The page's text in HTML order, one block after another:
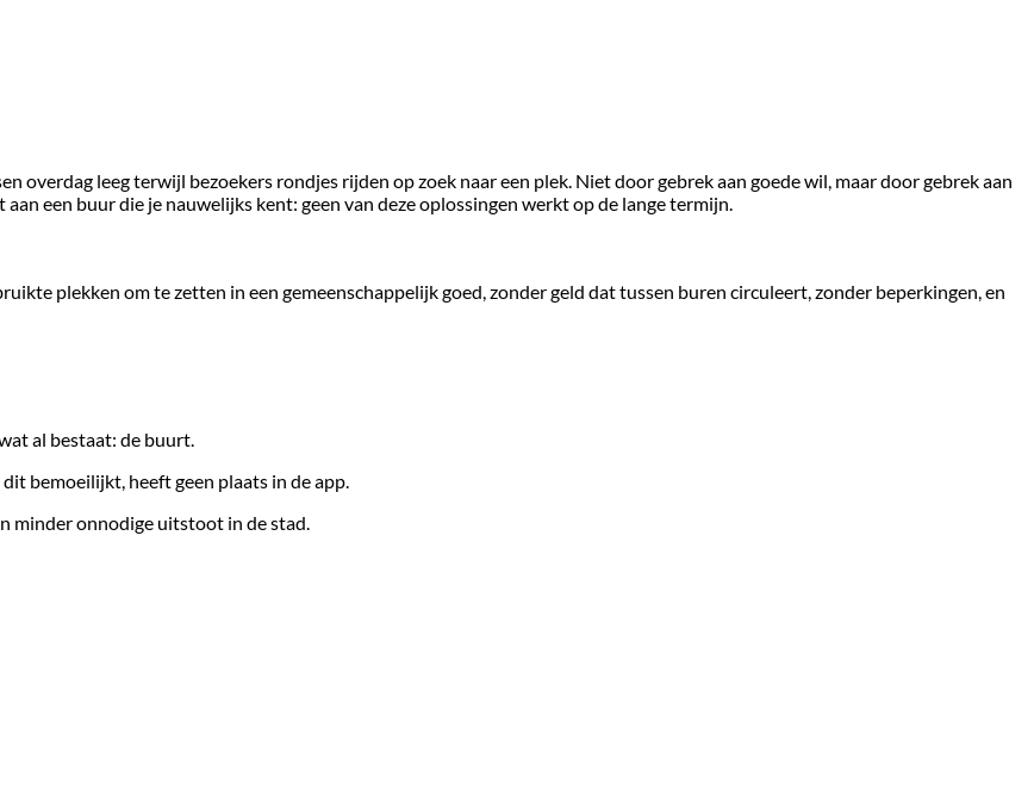
overdag leeg terwijl bezoekers rondjes rijden op zoek naar een plek. Niet door gebrek aan goede wil, maar door gebrek aan
een buur die je nauwelijks kent: geen van deze oplossingen werkt op de lange termijn.
plekken om te zetten in een gemeenschappelijk goed, zonder geld dat tussen buren circuleert, zonder beperkingen, en
al bestaat: de buurt.
bemoeilijkt, heeft geen plaats in de app.
minder onnodige uitstoot in de stad.